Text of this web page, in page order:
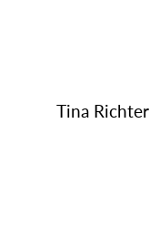
Tina Richter